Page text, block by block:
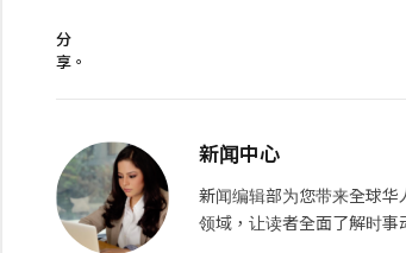
分
享。
新闻中心
新闻编辑部为您带来全球
领域，让读者全面了解时事